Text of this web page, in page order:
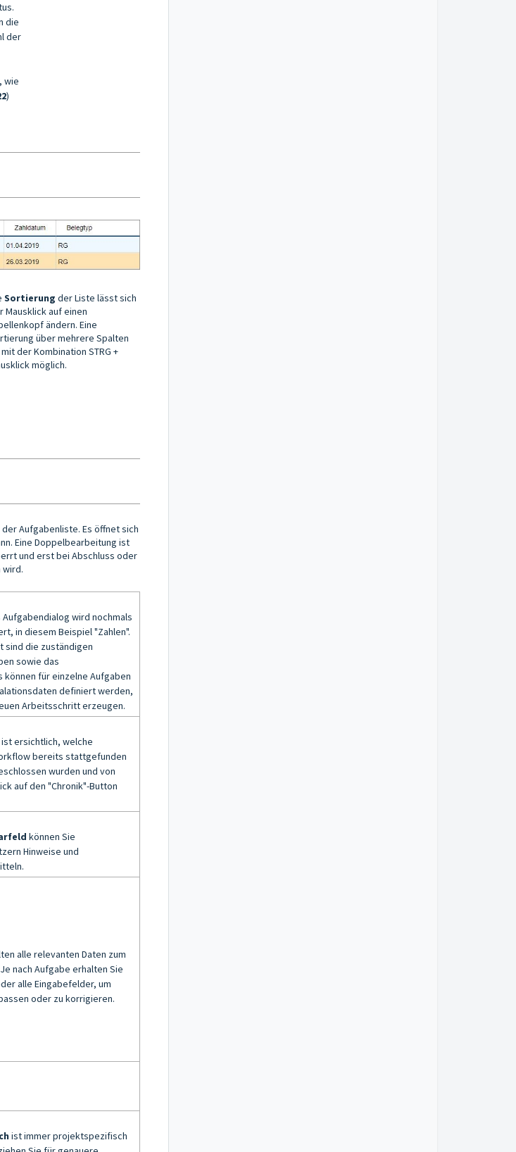
die
der
wie
)
Sortierung der Liste lässt sich
Mausklick auf einen
ändern. Eine
über mehrere Spalten
der Kombination STRG +
möglich.
Aufgabenliste. Es öffnet sich
Eine Doppelbearbeitung ist
und erst bei Abschluss oder
Aufgabendialog wird nochmals
in diesem Beispiel "Zahlen".
sind die zuständigen
sowie das
können für einzelne Aufgaben
definiert werden,
Arbeitsschritt erzeugen.
ersichtlich, welche
bereits stattgefunden
wurden und von
auf den "Chronik"-Button
können Sie
Hinweise und
alle relevanten Daten zum
nach Aufgabe erhalten Sie
alle Eingabefelder, um
oder zu korrigieren.
ist immer projektspezifisch